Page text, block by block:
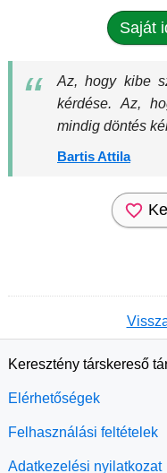
Saját
Az, hogy kibe
kérdése. Az,
mindig döntés
Bartis Attila
Keresztény társkereső
Elérhetőségek
Felhasználási feltételek
Adatkezelési nyilatkozat